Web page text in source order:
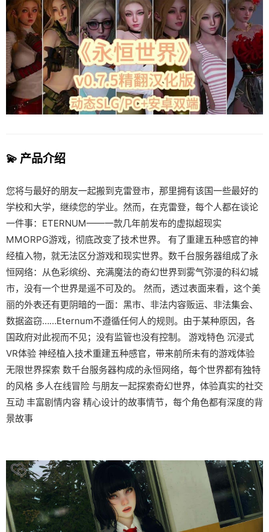
💫 产品介绍
您将与最好的朋友一起搬到克雷登市，那里拥有该国一些最好的
学校和大学，继续您的学业。然而，在克雷登，每个人都在谈论
一件事：ETERNUM——一款几年前发布的虚拟超现实
MMORPG游戏，彻底改变了技术世界。 有了重建五种感官的神
经植入物，就无法区分游戏和现实世界。数千台服务器组成了永
恒网络：从色彩缤纷、充满魔法的奇幻世界到雾气弥漫的科幻城
市，没有一个世界是遥不可及的。 然而，透过表面来看，这个美
丽的外表还有更阴暗的一面：黑市、非法内容贩运、非法集会、
数据盗窃……Eternum不遵循任何人的规则。由于某种原因，各
国政府对此视而不见；没有监管也没有控制。 游戏特色 沉浸式
VR体验 神经植入技术重建五种感官，带来前所未有的游戏体验
无限世界探索 数千台服务器构成的永恒网络，每个世界都有独特
的风格 多人在线冒险 与朋友一起探索奇幻世界，体验真实的社交
互动 丰富剧情内容 精心设计的故事情节，每个角色都有深度的背
景故事